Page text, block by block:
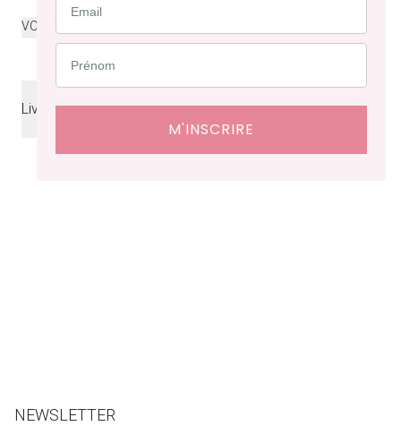
VOIR PLUS
Livraison & retours
NEWSLETTER
M'INSCRIRE